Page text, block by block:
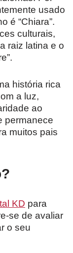
usado
é “Chiara”.
culturais,
raiz latina e o
história rica
a luz,
ao
permanece
muitos pais
KD para
se de avaliar
o seu